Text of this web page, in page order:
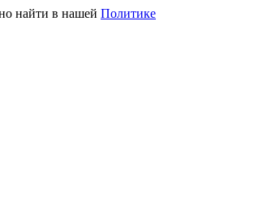
найти в нашей Политике